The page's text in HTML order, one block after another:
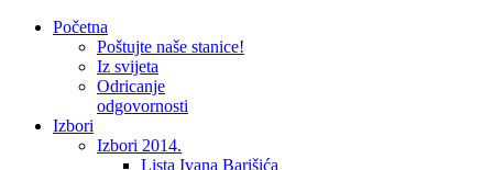
Početna
Poštujte naše stanice!
Iz svijeta
Odricanje
odgovornosti
Izbori
Izbori 2014.
Lista Ivana Barišića